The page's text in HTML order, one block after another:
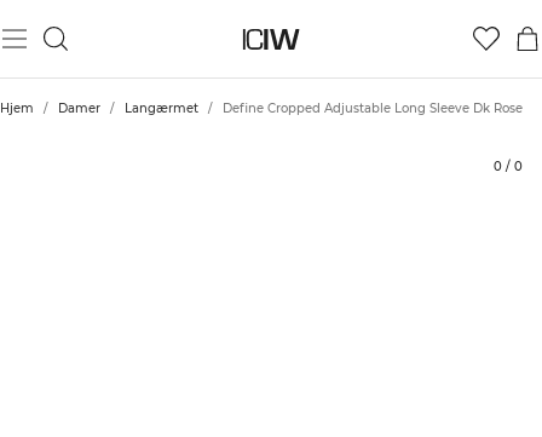
Hjem / Damer / Langærmet / Define Cropped Adjustable Long Sleeve Dk Rose
0 / 0